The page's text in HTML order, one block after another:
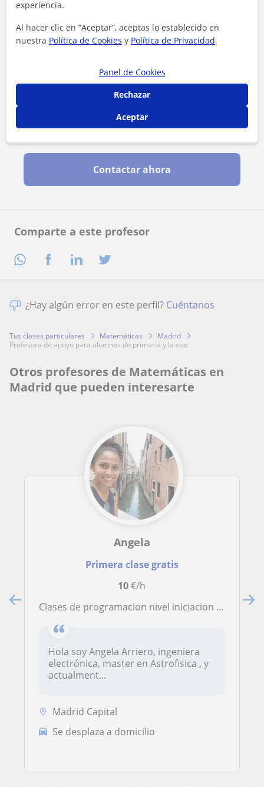
Comparte a este profesor
Contactar ahora
¿Hay algún error en este perfil? Cuéntanos
Tus clases particulares Matemáticas
Madrid
profesora de apoyo para alumnos de primaria y la eso
Otros profesores de Matemáticas en
Madrid que pueden interesarte
Angela
Primera clase gratis
10€/h
Clases de programacion nivel iniciacion en Python y temas relacionados con astronomía
Hola soy Angela Arriero, ingeniera
electrónica, master en Astrofisica , y
actualment...
Madrid Capital
Se desplaza a domicilio
experiencia.
Al hacer clic en “Aceptar”, aceptas lo establecido en
nuestra Política de Cookies y Política de Privacidad.
Panel de Cookies
Rechazar
Aceptar